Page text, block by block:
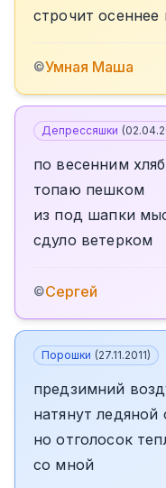
строчит осеннее
©Умная Маша
Депрессяшки (
по весенним
топаю пешком
из под шапки
сдуло ветерком
©Сергей
Порошки (27.11.2011)
предзимний
натянут ледяной
но отголосок
со мной